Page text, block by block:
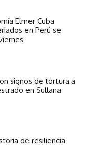
Elmer Cuba
en Perú se
signos de tortura a
en Sullana
de resiliencia